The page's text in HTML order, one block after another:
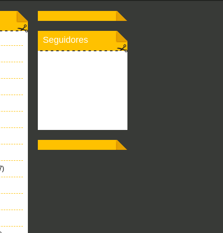
Seguidores